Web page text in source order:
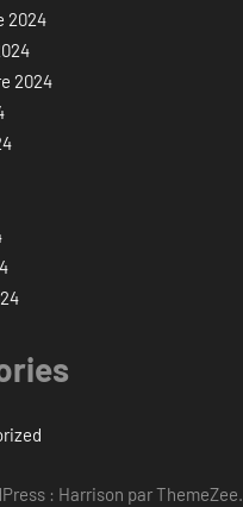
2024
2024
: Harrison par ThemeZee.